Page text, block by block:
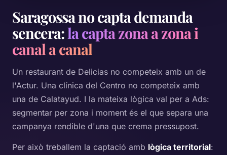
Saragossa no capta demanda
sencera:la capta zona a zona i
canal a canal
Un restaurant de Delicias no competeix amb un de
l'Actur. Una clínica del Centro no competeix amb
una de Calatayud. I la mateixa lògica val per a Ads:
segmentar per zona i moment és el que separa una
campanya rendible d'una que crema pressupost.
Per això treballem la captació amb lògica territorial: